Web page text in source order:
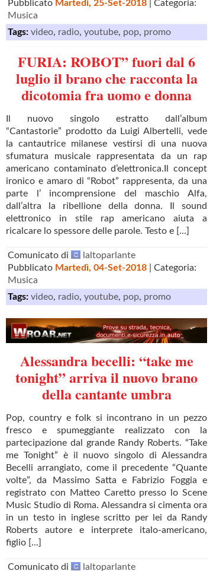
Pubblicato Martedì, 25-Set-2018 | Categoria:
Musica
Tags: video, radio, youtube, pop, promo
FURIA: ROBOT” fuori dal 6
luglio il brano che racconta la
dicotomia fra uomo e donna
Il nuovo singolo estratto dall’album
“Cantastorie” prodotto da Luigi Albertelli, vede
la cantautrice milanese vestirsi di una nuova
sfumatura musicale rappresentata da un rap
americano contaminato d’elettronica.Il concept
ironico e amaro di “Robot” rappresenta, da una
parte l’ incomprensione del maschio Alfa,
dall’altra la ribellione della donna. Il sound
elettronico in stile rap americano aiuta a
ricalcare lo spessore delle parole. Testo e [...]
Comunicato di
laltoparlante
Pubblicato Martedì, 04-Set-2018 | Categoria:
Musica
Tags: video, radio, youtube, pop, promo
Alessandra becelli: “take me
tonight” arriva il nuovo brano
della cantante umbra
Pop, country e folk si incontrano in un pezzo
fresco e spumeggiante realizzato con la
partecipazione dal grande Randy Roberts. “Take
me Tonight” è il nuovo singolo di Alessandra
Becelli arrangiato, come il precedente “Quante
volte”, da Massimo Satta e Fabrizio Foggia e
registrato con Matteo Caretto presso lo Scene
Music Studio di Roma. Alessandra si cimenta ora
in un testo in inglese scritto per lei da Randy
Roberts autore e interprete italo-americano,
figlio [...]
Comunicato di laltoparlante